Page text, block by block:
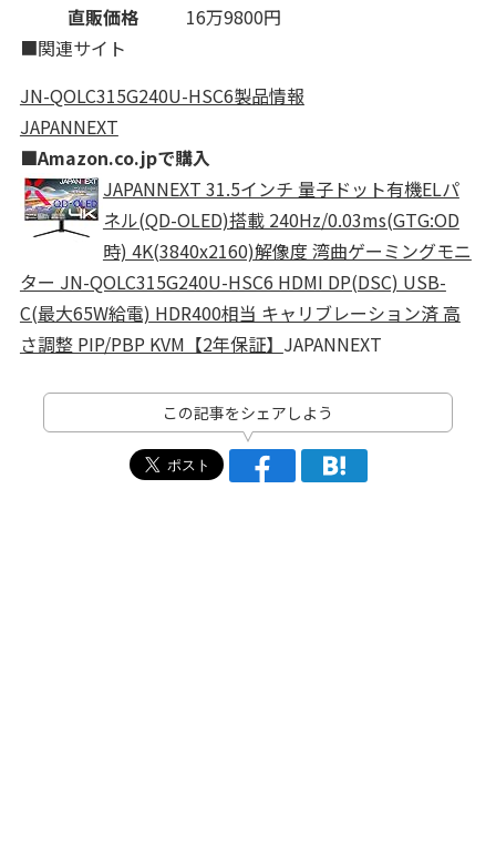
直販価格
16万9800円
■関連サイト
JN-QOLC315G240U-HSC6製品情報
JAPANNEXT
■Amazon.co.jpで購入
JAPANNEXT 31.5インチ 量子ドット有機ELパ
ネル(QD-OLED)搭載 240Hz/0.03ms(GTG:OD
時) 4K(3840x2160)解像度 湾曲ゲーミングモニ
ター JN-QOLC315G240U-HSC6 HDMI DP(DSC) USB-
C(最大65W給電) HDR400相当 キャリブレーション済 高
さ調整 PIP/PBP KVM【2年保証】 JAPANNEXT
この記事をシェアしよう